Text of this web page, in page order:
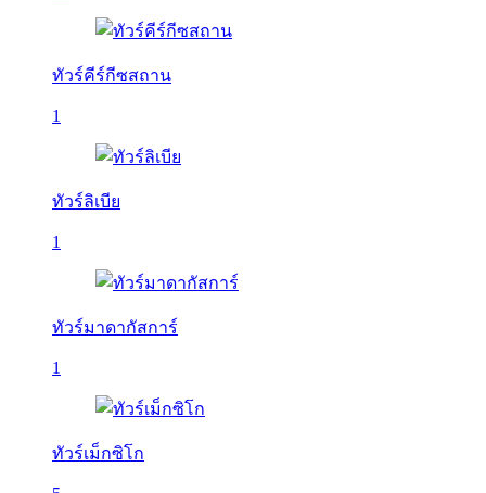
ทัวร์คีร์กีซสถาน
1
ทัวร์ลิเบีย
1
ทัวร์มาดากัสการ์
1
ทัวร์เม็กซิโก